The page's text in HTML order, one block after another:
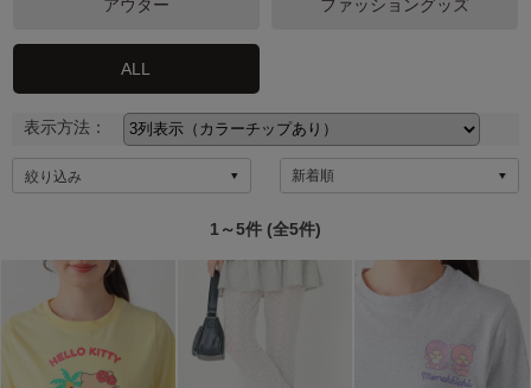
アウター ファッショングッズ
ALL
表示方法：
絞り込み
1～5件 (全5件)